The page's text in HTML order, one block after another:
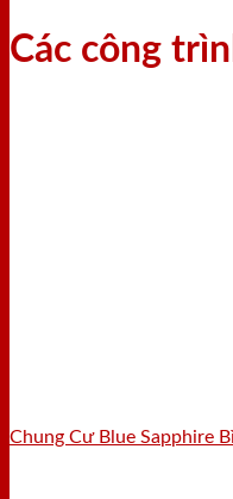
Các công
Chung Cư Blue Sapphire